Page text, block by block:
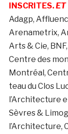
INSCRITES.ET
Adagp,
Arenametrix,
Arts & Cie,
Centre des
Montréal,
teau du Clos
l’Architecture
Sèvres &
l’Architecture,